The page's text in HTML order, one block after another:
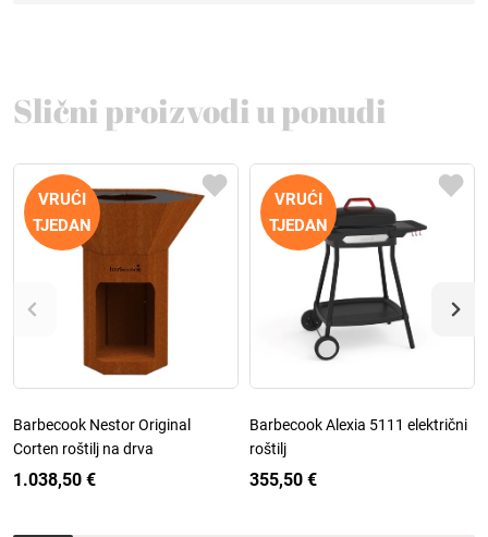
Slični proizvodi u ponudi
VRUĆI
TJEDAN
Barbecook Nestor Original
Corten roštilj na drva
1.038,50 €
VRUĆI
TJEDAN
Barbecook Alexia 5111 električni
roštilj
355,50 €